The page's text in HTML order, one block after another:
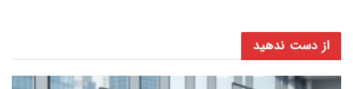
از دست ندهید